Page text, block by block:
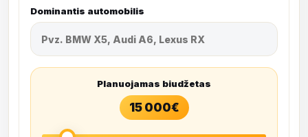
Dominantis automobilis
Planuojamas biudžetas
15 000€